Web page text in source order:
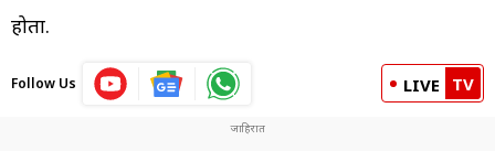
होता.
Follow Us LIVE TV